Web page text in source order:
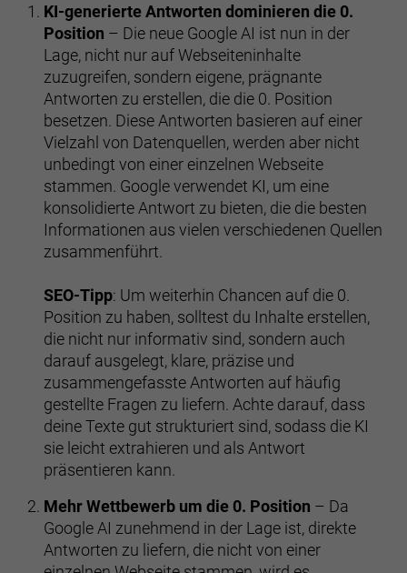
KI-generierte Antworten dominieren die 0.
Position – Die neue Google AI ist nun in der
Lage, nicht nur auf Webseiteninhalte
zuzugreifen, sondern eigene, prägnante
Antworten zu erstellen, die die 0. Position
besetzen. Diese Antworten basieren auf einer
Vielzahl von Datenquellen, werden aber nicht
unbedingt von einer einzelnen Webseite
stammen. Google verwendet KI, um eine
konsolidierte Antwort zu bieten, die die besten
Informationen aus vielen verschiedenen Quellen
zusammenführt.
SEO-Tipp: Um weiterhin Chancen auf die 0.
Position zu haben, solltest du Inhalte erstellen,
die nicht nur informativ sind, sondern auch
darauf ausgelegt, klare, präzise und
zusammengefasste Antworten auf häufig
gestellte Fragen zu liefern. Achte darauf, dass
deine Texte gut strukturiert sind, sodass die KI
sie leicht extrahieren und als Antwort
präsentieren kann.
Mehr Wettbewerb um die 0. Position – Da
Google AI zunehmend in der Lage ist, direkte
Antworten zu liefern, die nicht von einer